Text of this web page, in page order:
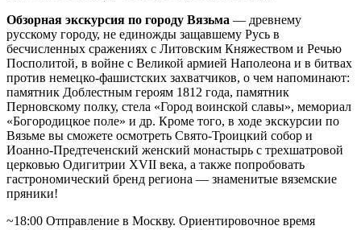
Обзорная экскурсия по городу Вязьма — древнему
русскому городу, не единожды защавшему Русь в
бесчисленных сражениях с Литовским Княжеством и Речью
Посполитой, в войне с Великой армией Наполеона и в битвах
против немецко-фашистских захватчиков, о чем напоминают:
памятник Доблестным героям 1812 года, памятник
Перновскому полку, стела «Город воинской славы», мемориал
«Богородицкое поле» и др. Кроме того, в ходе экскурсии по
Вязьме вы сможете осмотреть Свято-Троицкий собор и
Иоанно-Предтеченский женский монастырь с трехшатровой
церковью Одигитрии XVII века, а также попробовать
гастрономический бренд региона — знаменитые вяземские
пряники!
~18:00 Отправление в Москву. Ориентировочное время